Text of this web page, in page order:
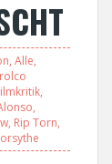
, Alle,
,
,
, Rip Torn,